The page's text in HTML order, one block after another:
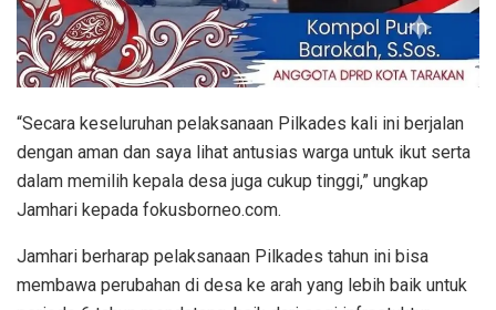
“Secara keseluruhan pelaksanaan Pilkades kali ini berjalan
dengan aman dan saya lihat antusias warga untuk ikut serta
dalam memilih kepala desa juga cukup tinggi,” ungkap
Jamhari kepada fokusborneo.com.
Jamhari berharap pelaksanaan Pilkades tahun ini bisa
membawa perubahan di desa ke arah yang lebih baik untuk